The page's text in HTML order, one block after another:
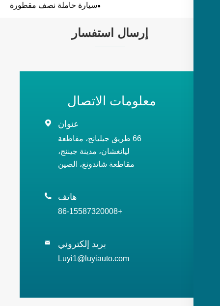
سيارة حاملة نصف مقطورة
إرسال استفسار
معلومات الاتصال

66 طريق جيليانج، مقاطعة
ليانغشان، مدينة جيننج،
مقاطعة شاندونغ، الصين

بريد إلكتروني
Luyi1@luyiauto.com